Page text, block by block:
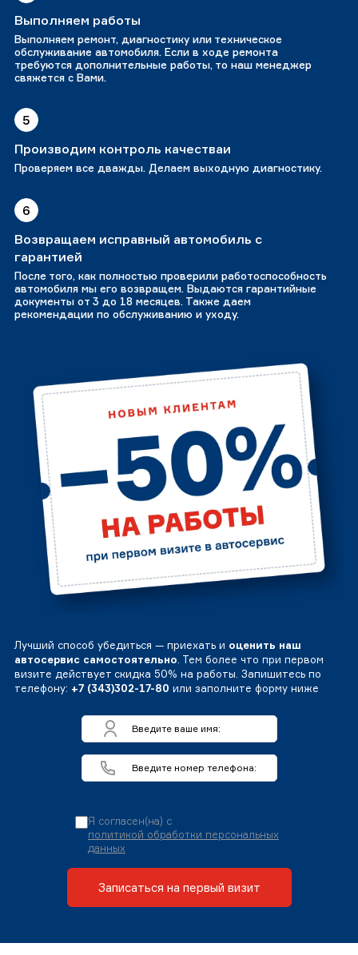
Выполняем работы
Выполняем ремонт, диагностику или техническое
обслуживание автомобиля. Если в ходе ремонта
требуются дополнительные работы, то наш менеджер
свяжется с Вами.
5
Производим контроль качестваи
Проверяем все дважды. Делаем выходную диагностику.
6
Возвращаем исправный автомобиль с
гарантией
После того, как полностью проверили работоспособность
автомобиля мы его возвращем. Выдаются гарантийные
документы от 3 до 18 месяцев. Также даем
рекомендации по обслуживанию и уходу.
Лучший способ убедиться — приехать и оценить наш
автосервис самостоятельно . Тем более что при первом
визите действует скидка 50% на работы. Запишитесь по
телефону: +7 (343)302-17-80 или заполните форму ниже
Я согласен(на) с
политикой обработки персональных
данных
Записаться на первый визит